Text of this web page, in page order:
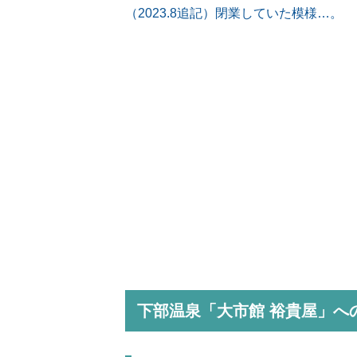
（2023.8追記）閉業していた模様…。
下部温泉「大市館 裕貴屋」へ